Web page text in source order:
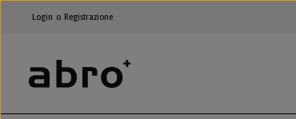
al contenuto principale
Passa alla navigazione principale
Login o Registrazione